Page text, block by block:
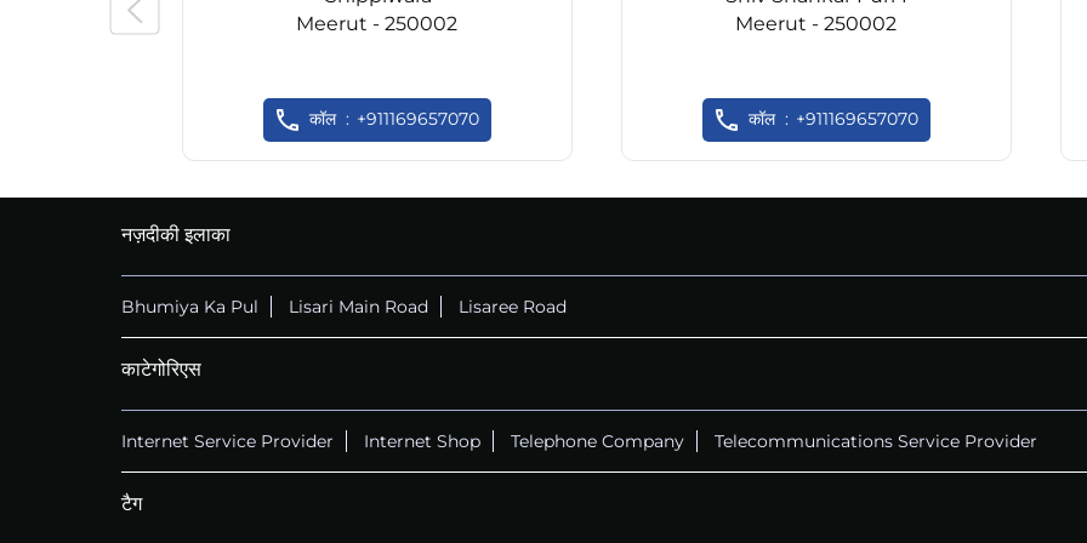
Meerut - 250002
कॉल +911169657070
Meerut - 250002
कॉल +911169657070
नज़दीकी इलाका
Bhumiya Ka Pul Lisari Main Road Lisaree Road
काटेगोरिएस
Internet Service Provider Internet Shop Telephone Company Telecommunications Service Provider
टैग